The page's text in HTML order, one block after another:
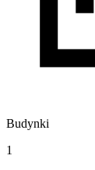
Budynki
1